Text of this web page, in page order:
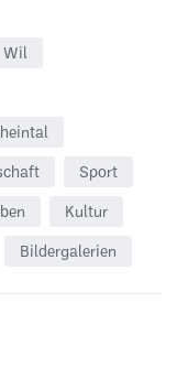
Wil
Sport
Kultur
Bildergalerien